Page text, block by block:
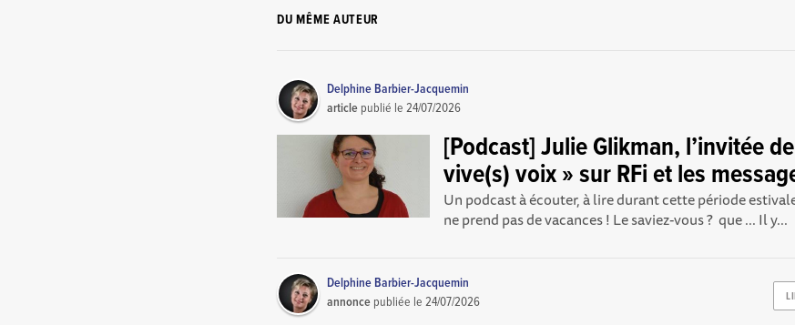
DU MÊME AUTEUR
Delphine Barbier-Jacquemin
article publié le24/07/2026
[Podcast] Julie Glikman, l’invitée
vive(s) voix » sur RFi et les
Un podcast à écouter, à lire durant cette période
ne prend pas de vacances ! Le saviez-vous ? que ... Il y...
Delphine Barbier-Jacquemin
annonce publiée le24/07/2026